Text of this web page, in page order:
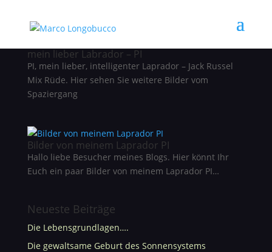
mein lieber Labrador – PI
PI, mein lieber, intelligenter Laprador – Jack Russel
Mix Rüde. Hier sehen Sie weitere Bilder vom
Spaziergang
Bilder von meinem Laprador PI
Hallo liebe Besucher meines Blogs. Hier könnt Ihr
Euch ein paar Bilder von meinem Laprador PI…
Neueste Beiträge
Die Lebensgrundlagen….
Die gewaltsame Geburt des Sonnensystems